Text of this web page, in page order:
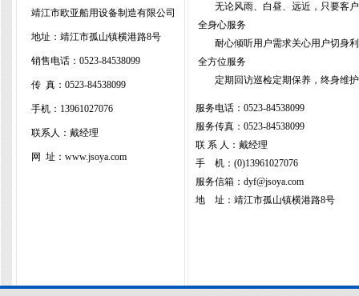
靖江市欧亚船用设备制造有限公司
地址： 靖江市孤山镇横港路8号
销售电话： 0523-84538099
传 真： 0523-84538099
手机：13961027076
联系人：戴经理
网 址：www.jsoya.com
无论风雨、白昼、远近，只要客
全身心服务
耐心倾听用户需求关心用户切身
全方位服务
定期回访巡检定期保养，终身维护
服务电话： 0523-84538099
服务传真： 0523-84538099
联 系 人：戴经理
手 机：(0)13961027076
服务信箱：dyf@jsoya.com
地 址： 靖江市孤山镇横港路8号